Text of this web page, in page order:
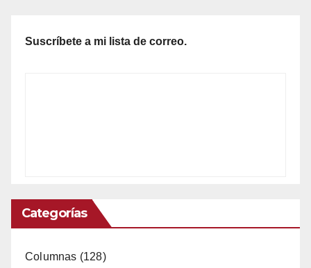
Suscríbete a mi lista de correo.
Categorías
Columnas (128)